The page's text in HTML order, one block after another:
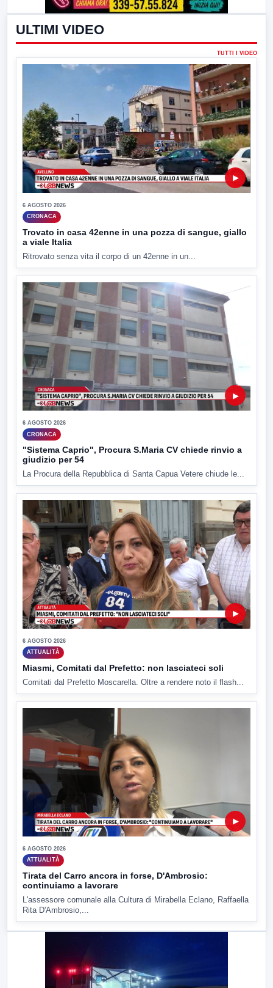
ULTIMI VIDEO
TUTTI I VIDEO
▶
6 AGOSTO 2026
CRONACA
Trovato in casa 42enne in una pozza di sangue, giallo
a viale Italia
Ritrovato senza vita il corpo di un 42enne in un...
▶
6 AGOSTO 2026
CRONACA
"Sistema Caprio", Procura S.Maria CV chiede rinvio a
giudizio per 54
La Procura della Repubblica di Santa Capua Vetere chiude le...
▶
6 AGOSTO 2026
ATTUALITÀ
Miasmi, Comitati dal Prefetto: non lasciateci soli
Comitati dal Prefetto Moscarella. Oltre a rendere noto il flash...
▶
6 AGOSTO 2026
ATTUALITÀ
Tirata del Carro ancora in forse, D'Ambrosio:
continuiamo a lavorare
L'assessore comunale alla Cultura di Mirabella Eclano, Raffaella
Rita D'Ambrosio,...